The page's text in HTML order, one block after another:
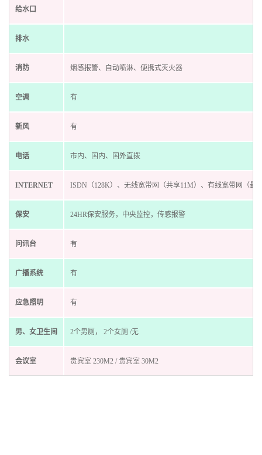
给水口
排水
消防 烟感报警、自动喷淋、便携式灭火器
空调 有
新风 有
电话 市内、国内、国外直拨
INTERNET ISDN（128K）、无线宽带网（共享11M）、有线宽带网（最
保安 24HR保安服务，中央监控，传感报警
问讯台 有
广播系统 有
应急照明 有
男、女卫生间 2个男厕， 2个女厕 /无
会议室 贵宾室 230M2 / 贵宾室 30M2